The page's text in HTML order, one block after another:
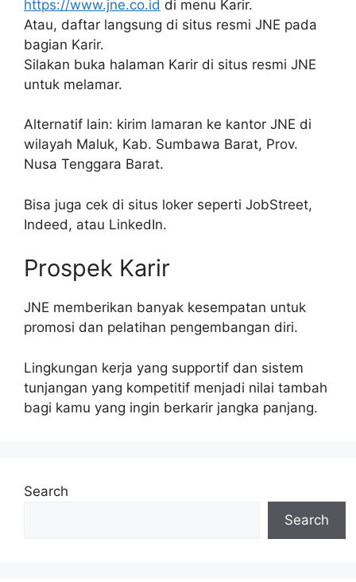
https://www.jne.co.id di menu Karir.
Atau, daftar langsung di situs resmi JNE pada
bagian Karir.
Silakan buka halaman Karir di situs resmi JNE
untuk melamar.
Alternatif lain: kirim lamaran ke kantor JNE di
wilayah Maluk, Kab. Sumbawa Barat, Prov.
Nusa Tenggara Barat.
Bisa juga cek di situs loker seperti JobStreet,
Indeed, atau LinkedIn.
Prospek Karir
JNE memberikan banyak kesempatan untuk
promosi dan pelatihan pengembangan diri.
Lingkungan kerja yang supportif dan sistem
tunjangan yang kompetitif menjadi nilai tambah
bagi kamu yang ingin berkarir jangka panjang.
Search
Search